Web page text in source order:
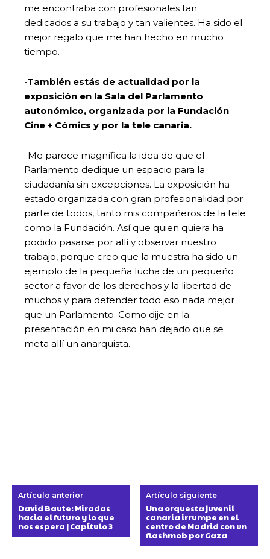
me encontraba con profesionales tan
dedicados a su trabajo y tan valientes. Ha sido el
mejor regalo que me han hecho en mucho
tiempo.
-También estás de actualidad por la
exposición en la Sala del Parlamento
autonómico, organizada por la Fundación
Cine + Cómics y por la tele canaria.
-Me parece magnífica la idea de que el
Parlamento dedique un espacio para la
ciudadanía sin excepciones. La exposición ha
estado organizada con gran profesionalidad por
parte de todos, tanto mis compañeros de la tele
como la Fundación. Así que quien quiera ha
podido pasarse por allí y observar nuestro
trabajo, porque creo que la muestra ha sido un
ejemplo de la pequeña lucha de un pequeño
sector a favor de los derechos y la libertad de
muchos y para defender todo eso nada mejor
que un Parlamento. Como dije en la
presentación en mi caso han dejado que se
meta allí un anarquista.
Artículo anterior
David Baute: Miradas
hacia el futuro y lo que
nos espera | Capítulo 3
Artículo siguiente
Una orquesta juvenil
canaria irrumpe en el
centro de Madrid con un
flashmob por Gaza